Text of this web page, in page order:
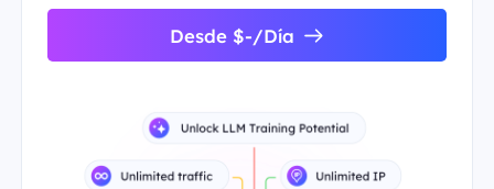
Desde $-/Día